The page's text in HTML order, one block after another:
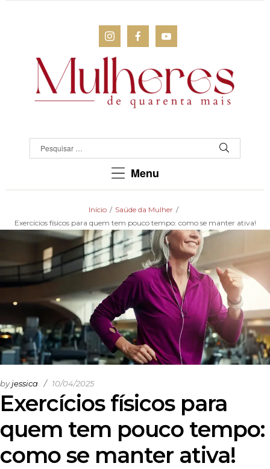
QUARENTA
lá!
Menu
Início / Saúde da Mulher /
Exercícios físicos para quem tem pouco tempo: como se manter ativa!
Exercícios físicos para
quem tem pouco tempo:
como se manter ativa!
byjessica 10/04/2025